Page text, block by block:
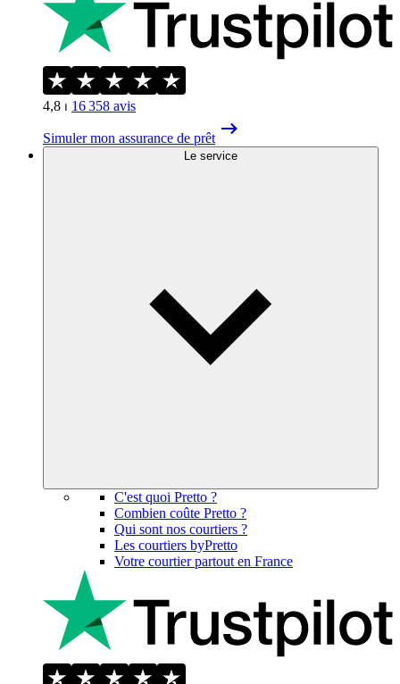
4,8 ⏐ 16 358 avis
Simuler mon assurance de prêt
Le service
C'est quoi Pretto ?
Combien coûte Pretto ?
Qui sont nos courtiers ?
Les courtiers byPretto
Votre courtier partout en France